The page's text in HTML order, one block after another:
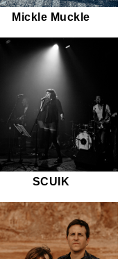
Mickle Muckle
SCUIK